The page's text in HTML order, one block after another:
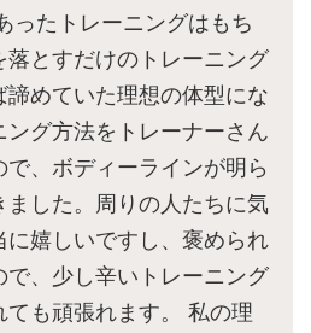
ったトレーニングはもち
落とすだけのトレーニング
めていた理想の体型にな
グ方法をトレーナーさん
、ボディーラインが明ら
した。周りの人たちに気
嬉しいですし、褒められ
で、少し辛いトレーニング
も頑張れます。 私の理